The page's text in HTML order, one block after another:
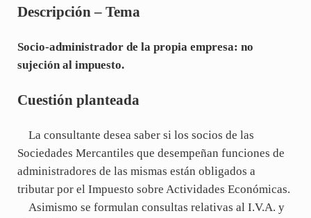
Descripción – Tema
Socio-administrador de la propia empresa: no
sujeción al impuesto.
Cuestión planteada
La consultante desea saber si los socios de las
Sociedades Mercantiles que desempeñan funciones de
administradores de las mismas están obligados a
tributar por el Impuesto sobre Actividades Económicas.
Asimismo se formulan consultas relativas al I.V.A. y